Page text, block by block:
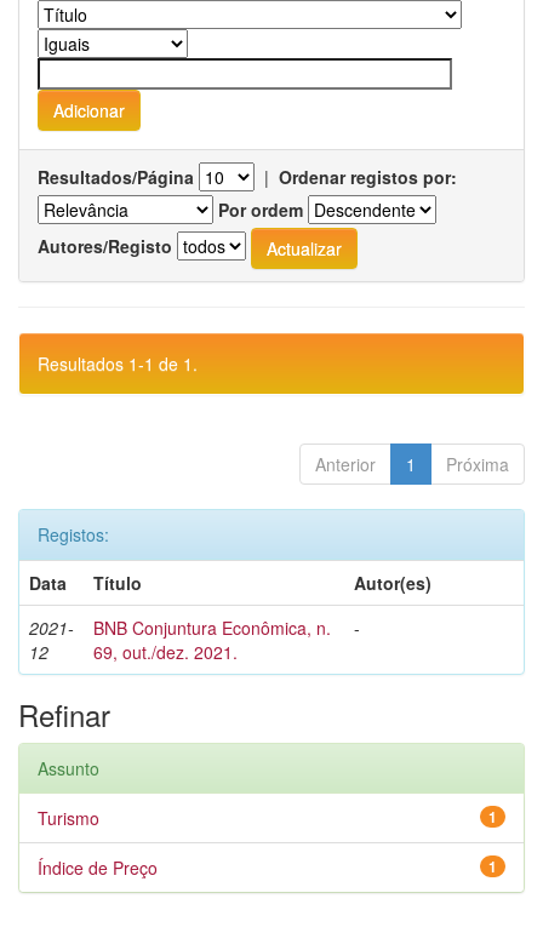
Resultados/Página | Ordenar registos por:
Por ordem
Autores/Registo
Resultados 1-1 de 1.
Anterior 1 Próxima
Registos:
Data
Título
Autor(es)
2021-
12
BNB Conjuntura Econômica, n.
69, out./dez. 2021.
-
Refinar
Assunto
1
Turismo
1
Índice de Preço